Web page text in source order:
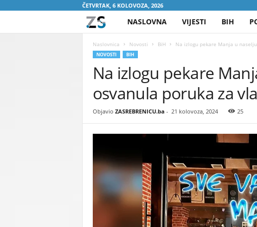
ČETVRTAK, 6 KOLOVOZA, 2026
A
S
E
B
NASLOVNA VIJESTI BIH
Naslovnica Novosti BiH Na izlogu pekare Manja u
NOVOSTI BIH
Na izlogu pekare
osvanula poruka za
Objavio ZASREBRENICU.ba - 21 kolovoza, 2024 25